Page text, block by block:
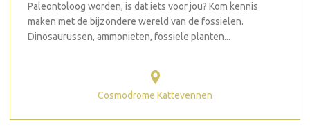
Paleontoloog worden, is dat iets voor jou? Kom kennis
maken met de bijzondere wereld van de fossielen.
Dinosaurussen, ammonieten, fossiele planten...
Cosmodrome Kattevennen